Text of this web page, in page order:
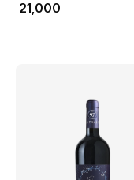
21,000